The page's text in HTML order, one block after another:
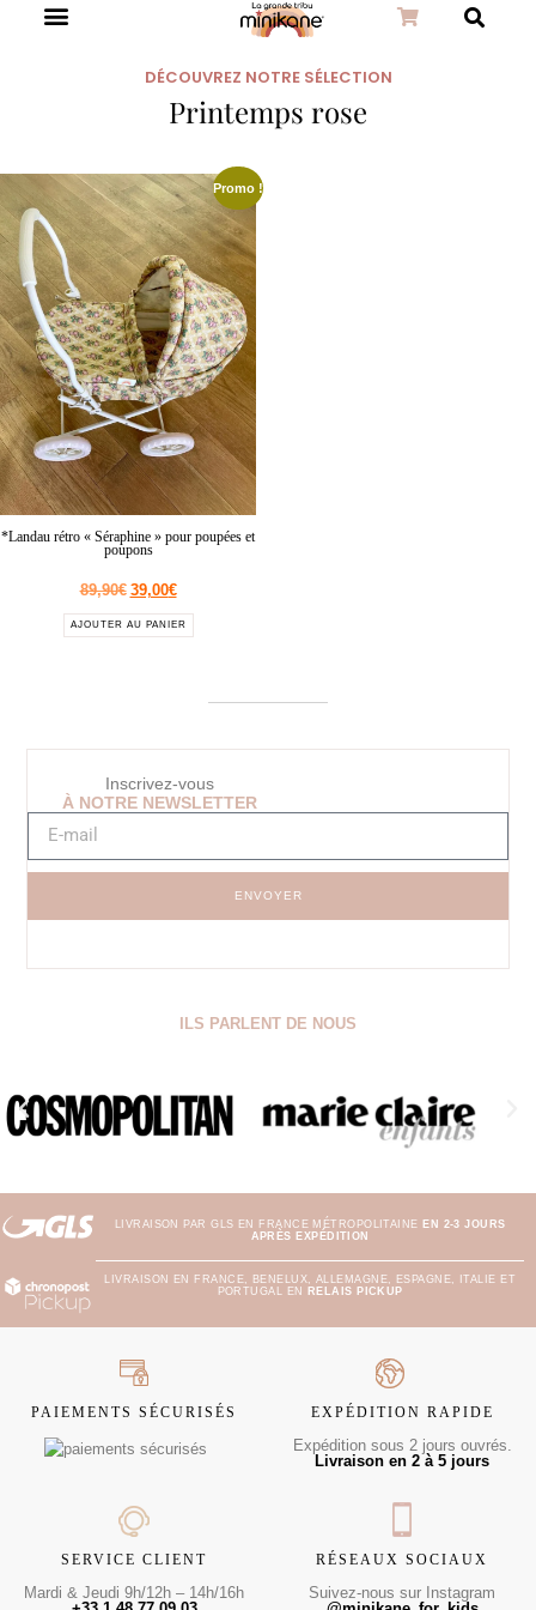
DÉCOUVREZ NOTRE SÉLECTION
Printemps rose
Promo !
*Landau rétro « Séraphine » pour poupées et
poupons
89,90€ 39,00€
AJOUTER AU PANIER
Inscrivez-vous
À NOTRE NEWSLETTER
ENVOYER
ILS PARLENT DE NOUS
LIVRAISON PAR GLS EN FRANCE MÉTROPOLITAINE EN 2-3 JOURS
APRÈS EXPÉDITION
LIVRAISON EN FRANCE, BENELUX, ALLEMAGNE, ESPAGNE, ITALIE ET
PORTUGAL EN
RELAIS PICKUP
PAIEMENTS SÉCURISÉS EXPÉDITION RAPIDE
Expédition sous 2 jours ouvrés.
Livraison en 2 à 5 jours
SERVICE CLIENT
Mardi & Jeudi 9h/12h – 14h/16h
RÉSEAUX SOCIAUX
Suivez-nous sur Instagram